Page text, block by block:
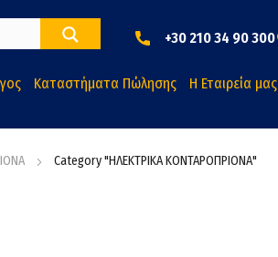
+30 210 34 90 300
Καταστήματα Πώλησης Η Εταιρεία μας
Category "ΗΛΕΚΤΡΙΚΑ ΚΟΝΤΑΡΟΠΡΙΟΝΑ"